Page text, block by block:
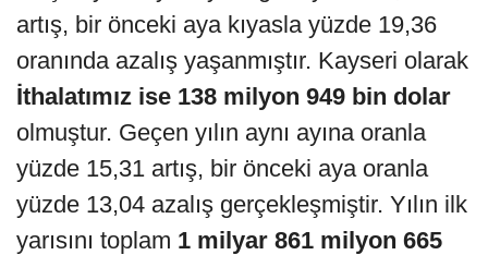
artış, bir önceki aya kıyasla yüzde 19,36
oranında azalış yaşanmıştır. Kayseri olarak
İthalatımız ise 138 milyon 949 bin dolar
olmuştur. Geçen yılın aynı ayına oranla
yüzde 15,31 artış, bir önceki aya oranla
yüzde 13,04 azalış gerçekleşmiştir. Yılın ilk
yarısını toplam 1 milyar 861 milyon 665